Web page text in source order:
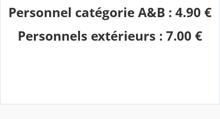
Personnel catégorie A&B : 4.90 €
Personnels extérieurs : 7.00 €